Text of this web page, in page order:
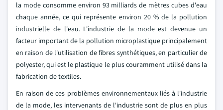
la mode consomme environ 93 milliards de mètres cubes d'eau
chaque année, ce qui représente environ 20 % de la pollution
industrielle de l'eau. L'industrie de la mode est devenue un
facteur important de la pollution microplastique principalement
en raison de l'utilisation de fibres synthétiques, en particulier de
polyester, qui est le plastique le plus couramment utilisé dans la
fabrication de textiles.
En raison de ces problèmes environnementaux liés à l'industrie
de la mode, les intervenants de l'industrie sont de plus en plus